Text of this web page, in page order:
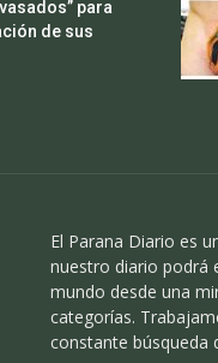
para
de sus
El Parana Diario es
nuestro diario podrá
mundo desde una
categorías.
constante búsqueda